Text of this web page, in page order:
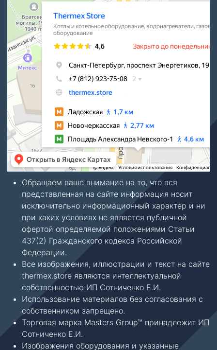
Обращаем ваше внимание на то, что вся
представленная на сайте информация носит
исключительно информационный характер и ни
при каких условиях не является публичной
офертой определяемой положениями Статьи
437(2) Гражданского кодекса Российской
Федерации.
Все изображения, иллюстрации и текст на сайте
thermex.store являются интеллектуальной
собственностью ИП Сотниченко Е.И.
Использование материалов без согласования с
собственником запрещено.
Торговая марка Masters Group™ принадлежит ИП
Сотниченко Е.И.
Изображения оборудования и указанные